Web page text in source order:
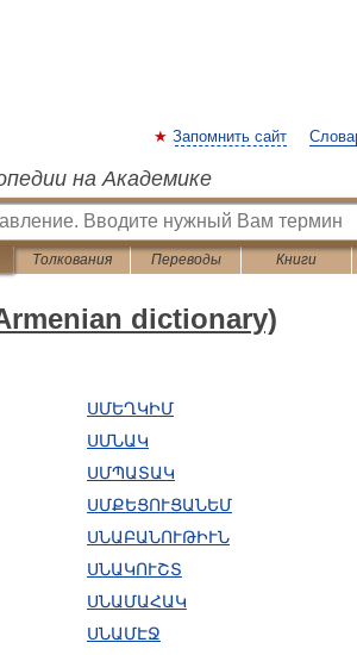
Запомнить сайт
на Академике
Толкования Переводы Книги
dictionary)
ՍՄԵՂԿԻՄ
ՍՄՆԱԿ
ՍՄՊԱՏԱԿ
ՍՄՔԵՑՈՒՑԱՆԵՄ
ՍՆԱԲԱՆՈՒԹԻՒՆ
ՍՆԱԿՈՒՇՏ
ՍՆԱՄԱՀԱԿ
ՍՆԱՄԷՋ